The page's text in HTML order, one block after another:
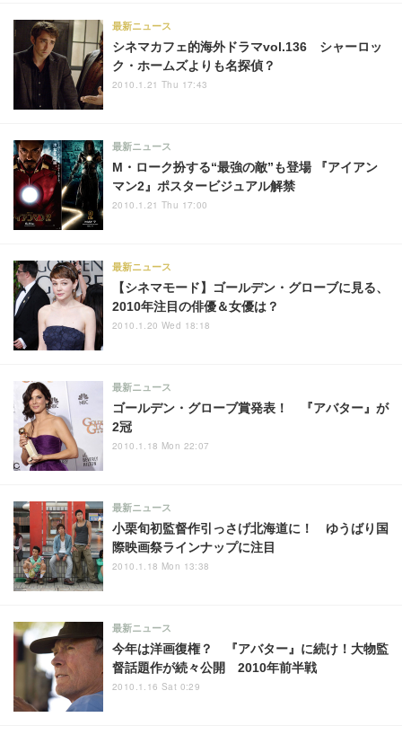
シネマカフェ的海外ドラマvol.136 シャーロッ
ク・ホームズよりも名探偵？
最新ニュース
2010.1.21 Thu 17:43
M・ローク扮する“最強の敵”も登場 『アイアン
マン2』ポスタービジュアル解禁
最新ニュース
2010.1.21 Thu 17:00
【シネマモード】ゴールデン・グローブに見る、
2010年注目の俳優＆女優は？
最新ニュース
2010.1.20 Wed 18:18
ゴールデン・グローブ賞発表！ 『アバター』が
2冠
最新ニュース
2010.1.18 Mon 22:07
小栗旬初監督作引っさげ北海道に！ ゆうばり国
際映画祭ラインナップに注目
最新ニュース
2010.1.18 Mon 13:38
今年は洋画復権？ 『アバター』に続け！大物監
督話題作が続々公開 2010年前半戦
最新ニュース
2010.1.16 Sat 0:29